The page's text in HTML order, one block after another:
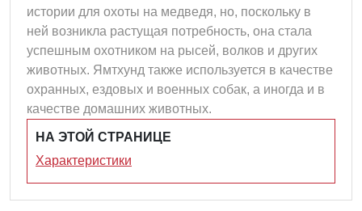
истории для охоты на медведя, но, поскольку в
ней возникла растущая потребность, она стала
успешным охотником на рысей, волков и других
животных. Ямтхунд также используется в качестве
охранных, ездовых и военных собак, а иногда и в
качестве домашних животных.
НА ЭТОЙ СТРАНИЦЕ
Характеристики